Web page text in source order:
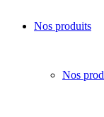
Nos produits
Nos